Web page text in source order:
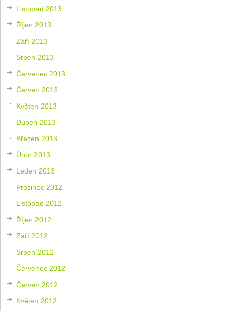
Listopad 2013
Říjen 2013
Září 2013
Srpen 2013
Červenec 2013
Červen 2013
Květen 2013
Duben 2013
Březen 2013
Únor 2013
Leden 2013
Prosinec 2012
Listopad 2012
Říjen 2012
Září 2012
Srpen 2012
Červenec 2012
Červen 2012
Květen 2012